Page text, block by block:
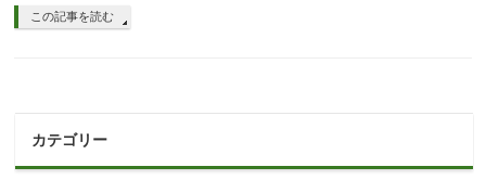
この記事を読む
カテゴリー